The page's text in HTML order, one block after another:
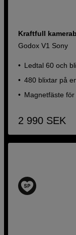
Kraftfull
Godox V1 Sony
Ledtal 60 och
480 blixtar på
Magnetfäste
2 990 SEK